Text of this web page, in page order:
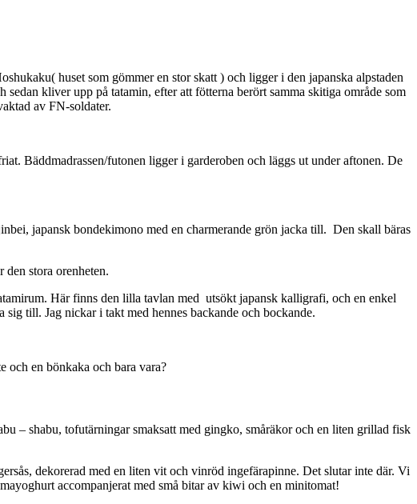
huset som gömmer en stor skatt ) och ligger i den japanska alpstaden
kliver upp på tatamin, efter att fötterna berört samma skitiga område som
av FN-soldater.
Bäddmadrassen/futonen ligger i garderoben och läggs ut under aftonen. De
japansk bondekimono med en charmerande grön jacka till. Den skall bäras
stora orenheten.
Här finns den lilla tavlan med utsökt japansk kalligrafi, och en enkel
till. Jag nickar i takt med hennes backande och bockande.
och en bönkaka och bara vara?
– shabu, tofutärningar smaksatt med gingko, småräkor och en liten grillad fisk
dekorerad med en liten vit och vinröd ingefärapinne. Det slutar inte där. Vi
accompanjerat med små bitar av kiwi och en minitomat!